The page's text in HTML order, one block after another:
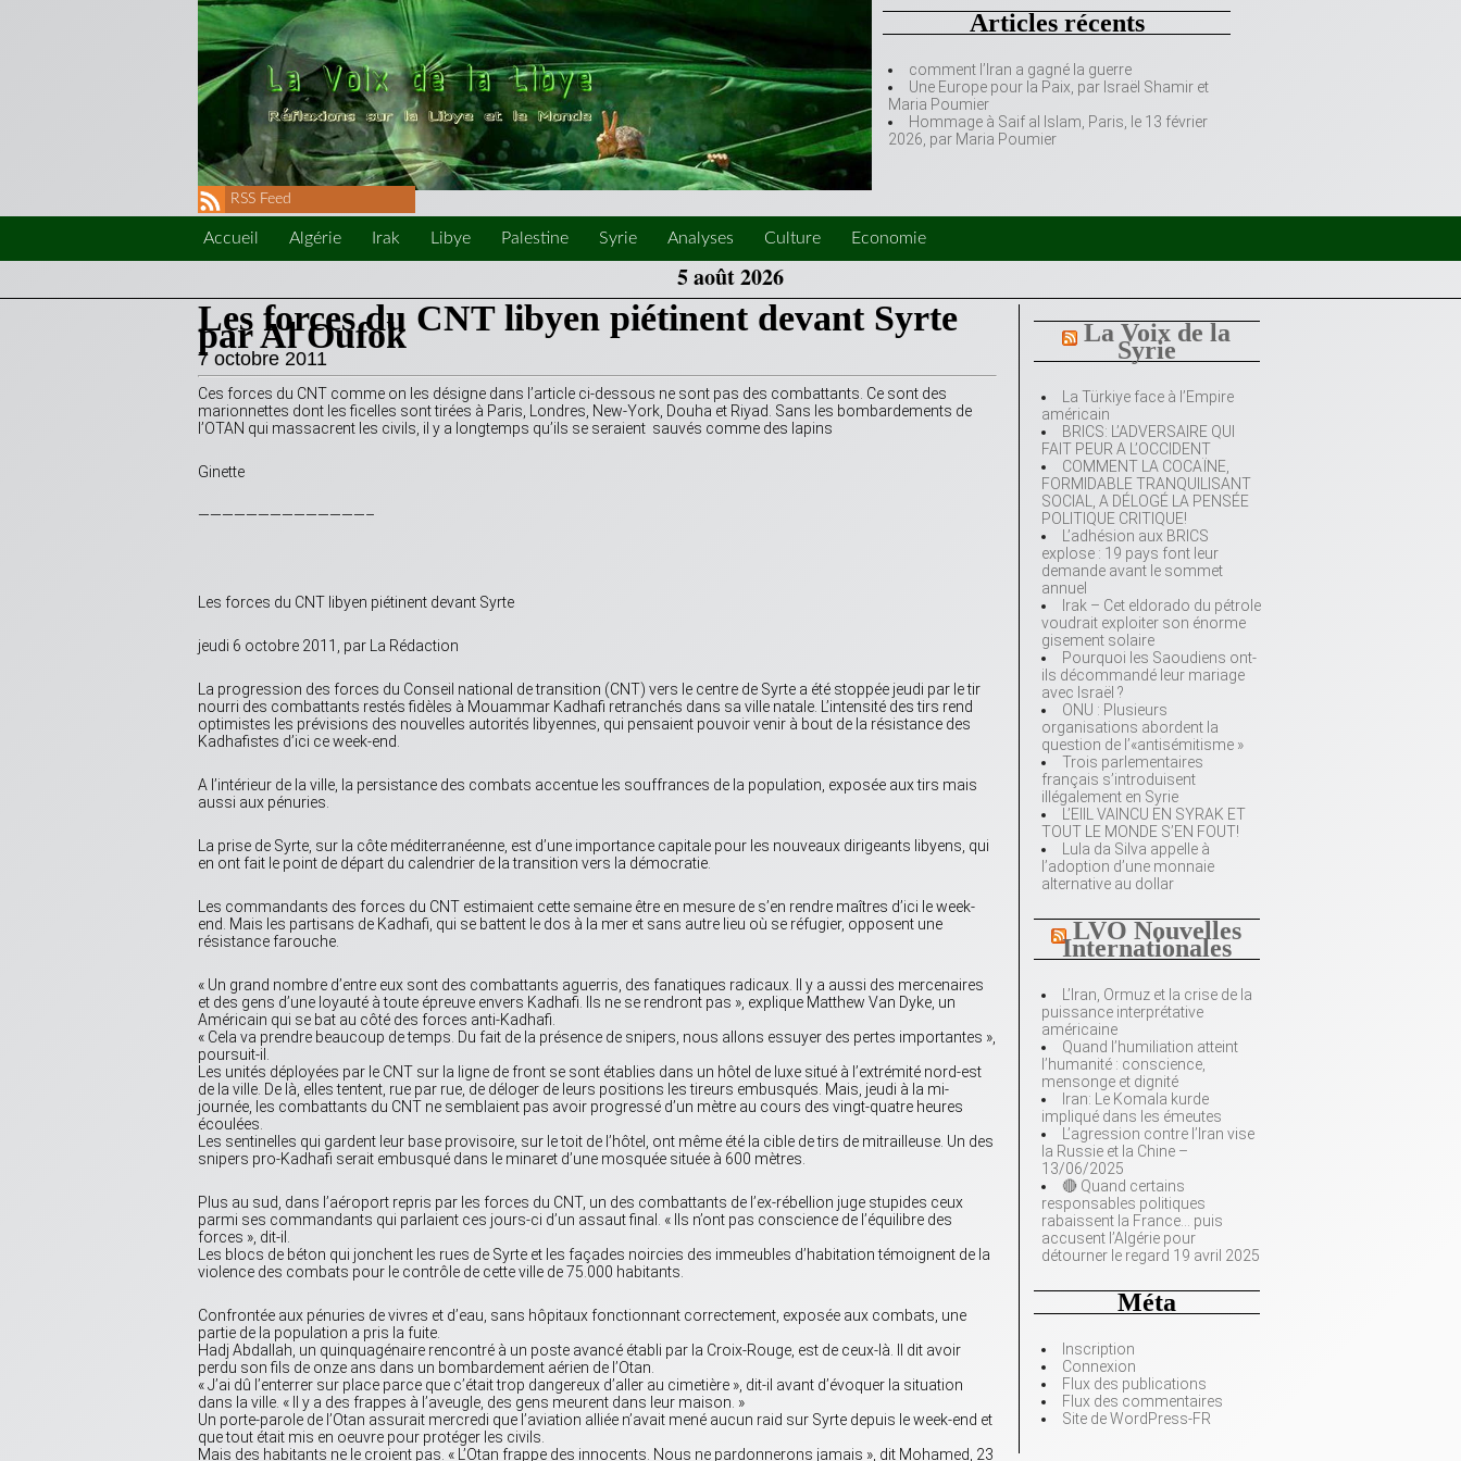
Articles récents
comment l’Iran a gagné la guerre
Une Europe pour la Paix, par Israël Shamir et
Maria Poumier
Hommage à Saif al Islam, Paris, le 13 février
2026, par Maria Poumier
RSS Feed
Accueil Algérie Irak Libye Palestine Syrie Analyses Culture Economie
5 août 2026
La Voix de la
Syrie
La Türkiye face à l’Empire
américain
BRICS: L’ADVERSAIRE QUI
FAIT PEUR A L’OCCIDENT
COMMENT LA COCAÏNE,
FORMIDABLE TRANQUILISANT
SOCIAL, A DÉLOGÉ LA PENSÉE
POLITIQUE CRITIQUE!
L’adhésion aux BRICS
explose : 19 pays font leur
demande avant le sommet
annuel
Irak – Cet eldorado du pétrole
voudrait exploiter son énorme
gisement solaire
Pourquoi les Saoudiens ont-
ils décommandé leur mariage
avec Israël ?
ONU : Plusieurs
organisations abordent la
question de l’«antisémitisme »
Trois parlementaires
français s’introduisent
illégalement en Syrie
L’EIIL VAINCU EN SYRAK ET
TOUT LE MONDE S’EN FOUT!
Lula da Silva appelle à
l’adoption d’une monnaie
alternative au dollar
LVO Nouvelles
Internationales
L’Iran, Ormuz et la crise de la
puissance interprétative
américaine
Quand l’humiliation atteint
l’humanité : conscience,
mensonge et dignité
Iran: Le Komala kurde
impliqué dans les émeutes
L’agression contre l’Iran vise
la Russie et la Chine –
13/06/2025
🔴 Quand certains
responsables politiques
rabaissent la France… puis
accusent l’Algérie pour
détourner le regard 19 avril 2025
Méta
Inscription
Connexion
Flux des publications
Flux des commentaires
Site de WordPress-FR
Les forces du CNT libyen piétinent devant Syrte
par Al Oufok
7 octobre 2011
Ces forces du CNT comme on les désigne dans l’article ci-dessous ne sont pas des combattants. Ce sont des
marionnettes dont les ficelles sont tirées à Paris, Londres, New-York, Douha et Riyad. Sans les bombardements de
l’OTAN qui massacrent les civils, il y a longtemps qu’ils se seraient sauvés comme des lapins
Ginette
——————————————–
Les forces du CNT libyen piétinent devant Syrte
jeudi 6 octobre 2011, par La Rédaction
La progression des forces du Conseil national de transition (CNT) vers le centre de Syrte a été stoppée jeudi par le tir
nourri des combattants restés fidèles à Mouammar Kadhafi retranchés dans sa ville natale. L’intensité des tirs rend
optimistes les prévisions des nouvelles autorités libyennes, qui pensaient pouvoir venir à bout de la résistance des
Kadhafistes d’ici ce week-end.
A l’intérieur de la ville, la persistance des combats accentue les souffrances de la population, exposée aux tirs mais
aussi aux pénuries.
La prise de Syrte, sur la côte méditerranéenne, est d’une importance capitale pour les nouveaux dirigeants libyens, qui
en ont fait le point de départ du calendrier de la transition vers la démocratie.
Les commandants des forces du CNT estimaient cette semaine être en mesure de s’en rendre maîtres d’ici le week-
end. Mais les partisans de Kadhafi, qui se battent le dos à la mer et sans autre lieu où se réfugier, opposent une
résistance farouche.
« Un grand nombre d’entre eux sont des combattants aguerris, des fanatiques radicaux. Il y a aussi des mercenaires
et des gens d’une loyauté à toute épreuve envers Kadhafi. Ils ne se rendront pas », explique Matthew Van Dyke, un
Américain qui se bat au côté des forces anti-Kadhafi.
« Cela va prendre beaucoup de temps. Du fait de la présence de snipers, nous allons essuyer des pertes importantes »,
poursuit-il.
Les unités déployées par le CNT sur la ligne de front se sont établies dans un hôtel de luxe situé à l’extrémité nord-est
de la ville. De là, elles tentent, rue par rue, de déloger de leurs positions les tireurs embusqués. Mais, jeudi à la mi-
journée, les combattants du CNT ne semblaient pas avoir progressé d’un mètre au cours des vingt-quatre heures
écoulées.
Les sentinelles qui gardent leur base provisoire, sur le toit de l’hôtel, ont même été la cible de tirs de mitrailleuse. Un des
snipers pro-Kadhafi serait embusqué dans le minaret d’une mosquée située à 600 mètres.
Plus au sud, dans l’aéroport repris par les forces du CNT, un des combattants de l’ex-rébellion juge stupides ceux
parmi ses commandants qui parlaient ces jours-ci d’un assaut final. « Ils n’ont pas conscience de l’équilibre des
forces », dit-il.
Les blocs de béton qui jonchent les rues de Syrte et les façades noircies des immeubles d’habitation témoignent de la
violence des combats pour le contrôle de cette ville de 75.000 habitants.
Confrontée aux pénuries de vivres et d’eau, sans hôpitaux fonctionnant correctement, exposée aux combats, une
partie de la population a pris la fuite.
Hadj Abdallah, un quinquagénaire rencontré à un poste avancé établi par la Croix-Rouge, est de ceux-là. Il dit avoir
perdu son fils de onze ans dans un bombardement aérien de l’Otan.
« J’ai dû l’enterrer sur place parce que c’était trop dangereux d’aller au cimetière », dit-il avant d’évoquer la situation
dans la ville. « Il y a des frappes à l’aveugle, des gens meurent dans leur maison. »
Un porte-parole de l’Otan assurait mercredi que l’aviation alliée n’avait mené aucun raid sur Syrte depuis le week-end et
que tout était mis en oeuvre pour protéger les civils.
Mais des habitants ne le croient pas. « L’Otan frappe des innocents. Nous ne pardonnerons jamais », dit Mohamed, 23